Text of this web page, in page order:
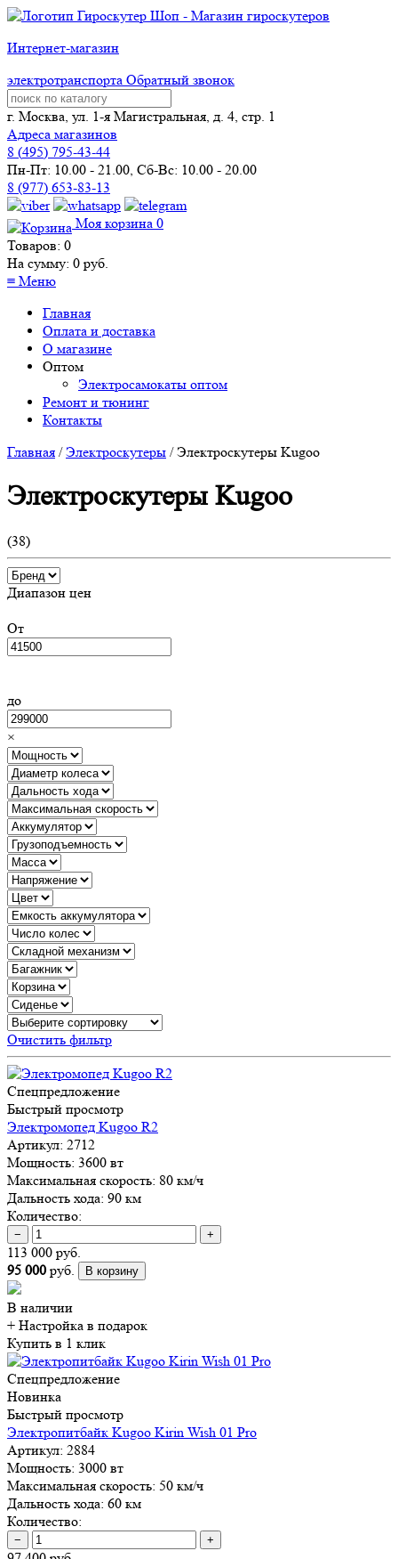
Интернет-магазин
электротранспорта Обратный звонок
г. Москва, ул. 1-я Магистральная, д. 4, стр. 1
Адреса магазинов
8 (495) 795-43-44
Пн-Пт: 10.00 - 21.00, Сб-Вс: 10.00 - 20.00
8 (977) 653-83-13
Моя корзина 0
Товаров: 0
На сумму: 0 руб.
≡ Меню
Главная
Оплата и доставка
О магазине
Оптом
Электросамокаты оптом
Ремонт и тюнинг
Контакты
Главная /Электроскутеры /Электроскутеры Kugoo
Электроскутеры Kugoo
(38)
Диапазон цен
От
до
×
Очистить фильтр
Спецпредложение
Быстрый просмотр
Электромопед Kugoo R2
Артикул: 2712
Мощность: 3600 вт
Максимальная скорость: 80 км/ч
Дальность хода: 90 км
Количество:
− +
113 000 руб.
95 000 руб. В корзину
В наличии
+ Настройка в подарок
Купить в 1 клик
Спецпредложение
Новинка
Быстрый просмотр
Электропитбайк Kugoo Kirin Wish 01 Pro
Артикул: 2884
Мощность: 3000 вт
Максимальная скорость: 50 км/ч
Дальность хода: 60 км
Количество:
− +